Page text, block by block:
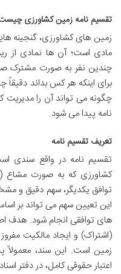
تقسیم نامه زمین کشاورزی چیست
زمین های کشاورزی، گنجینه
مادی است؛ آن ها نمادی از
چندین نفر به صورت مشترک
برای اینکه هر کس بداند
چگونه می تواند آن را مدیریت
نامه پیدا می شود.
تعریف تقسیم نامه
تقسیم نامه در واقع سندی
کشاورزی که به صورت مشاع
توافق یکدیگر، سهم دقیق و
این تعیین سهم می تواند بر
های توافقی انجام شود. هدف
(اشتراک) و ایجاد مالکیت
زمین است. این سند، معمولاً
اعتبار حقوقی کامل، در دفتر